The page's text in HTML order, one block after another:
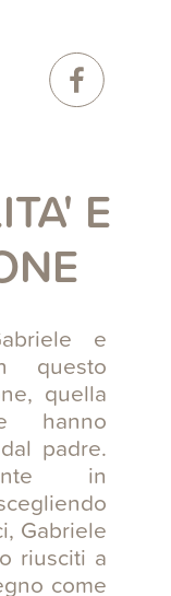
E
e
questo
quella
hanno
padre.
in
Gabriele
riusciti a
come